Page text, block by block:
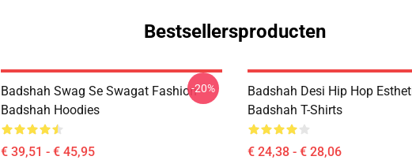
Bestsellersproducten
Badshah Swag Se Swagat Fashion
Badshah Hoodies
€ 39,51 - € 45,95
-20%
Badshah Desi Hip Hop
Badshah T-Shirts
€ 24,38 - € 28,06